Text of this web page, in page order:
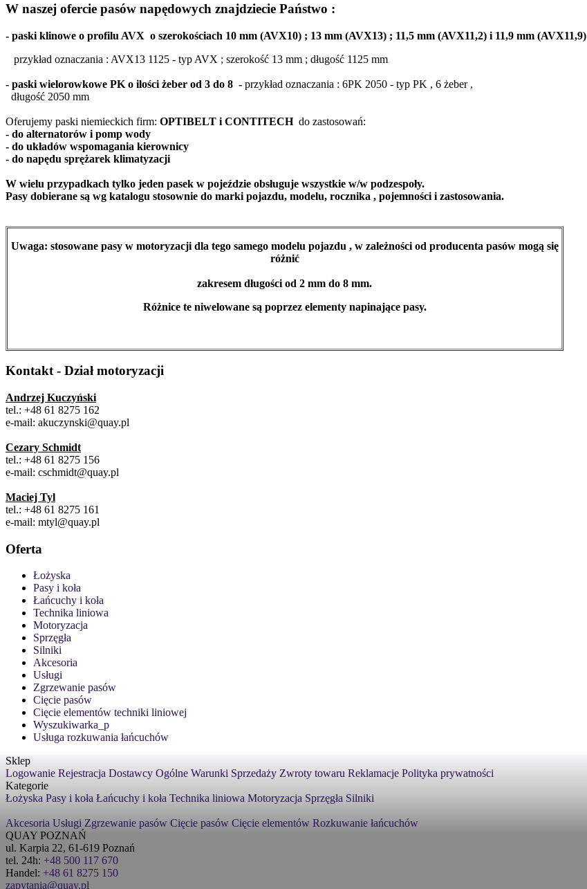
W naszej ofercie pasów napędowych znajdziecie Państwo :
- paski klinowe o profilu AVX o szerokościach 10 mm (AVX10) ; 13 mm (AVX13) ; 11,5 mm (AVX11,2) i 11,9 mm (AVX11,9)
przykład oznaczania : AVX13 1125 - typ AVX ; szerokość 13 mm ; długość 1125 mm
- paski wielorowkowe PK o ilości żeber od 3 do 8 - przykład oznaczania : 6PK 2050 - typ PK , 6 żeber ,
długość 2050 mm
Oferujemy paski niemieckich firm: OPTIBELT i CONTITECH do zastosowań:
- do alternatorów i pomp wody
- do układów wspomagania kierownicy
- do napędu sprężarek klimatyzacji
W wielu przypadkach tylko jeden pasek w pojeździe obsługuje wszystkie w/w podzespoły.
Pasy dobierane są wg katalogu stosownie do marki pojazdu, modelu, rocznika , pojemności i zastosowania.
Uwaga: stosowane pasy w motoryzacji dla tego samego modelu pojazdu , w zależności od producenta pasów mogą się
różnić
zakresem długości od 2 mm do 8 mm.
Różnice te niwelowane są poprzez elementy napinające pasy.
Kontakt - Dział motoryzacji
Andrzej Kuczyński
tel.: +48 61 8275 162
e-mail: akuczynski@quay.pl
Cezary Schmidt
tel.: +48 61 8275 156
e-mail: cschmidt@quay.pl
Maciej Tyl
tel.: +48 61 8275 161
e-mail: mtyl@quay.pl
Oferta
Łożyska
Pasy i koła
Łańcuchy i koła
Technika liniowa
Motoryzacja
Sprzęgła
Silniki
Akcesoria
Usługi
Zgrzewanie pasów
Cięcie pasów
Cięcie elementów techniki liniowej
Wyszukiwarka_p
Usługa rozkuwania łańcuchów
Sklep
Logowanie Rejestracja Dostawcy Ogólne Warunki Sprzedaży Zwroty towaru Reklamacje Polityka prywatności
Kategorie
Łożyska Pasy i koła Łańcuchy i koła Technika liniowa Motoryzacja Sprzęgła Silniki
Akcesoria Usługi Zgrzewanie pasów Cięcie pasów Cięcie elementów Rozkuwanie łańcuchów
QUAY POZNAŃ
ul. Karpia 22, 61-619 Poznań
tel. 24h: +48 500 117 670
Handel: +48 61 8275 150
zapytania@quay.pl